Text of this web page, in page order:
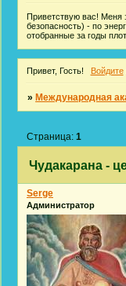
Приветствую вас! Меня
безопасность) - по
отобранные за годы
Привет, Гость! Войдите
»Международная
Чудакарана -
Страница:1
Serge
Администратор